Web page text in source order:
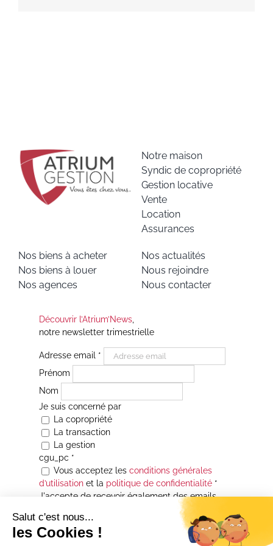
Notre maison
Syndic de copropriété
Gestion locative
Vente
Location
Assurances
Nos biens à acheter
Nos biens à louer
Nos agences
Nos actualités
Nous rejoindre
Nous contacter
Découvrir l’Atrium’News,
notre newsletter trimestrielle
Adresse email *
Prénom
Nom
Je suis concerné par
La copropriété
La transaction
La gestion
cgu_pc *
Vous acceptez les conditions générales
d’utilisationet la politique de confidentialité*
J'accepte de recevoir également des emails
Je souhaite être informé(e) de toutes les
actualités immobilières des agences de la
Maison Atrium Gestion. À tout moment, vous